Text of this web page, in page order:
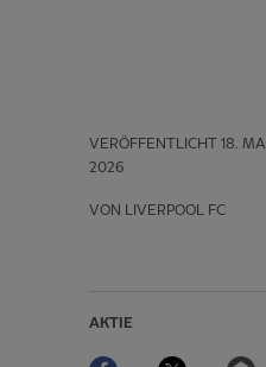
VERÖFFENTLICHT 18. MAI
2026
VON LIVERPOOL FC
AKTIE
Facebook Twitter